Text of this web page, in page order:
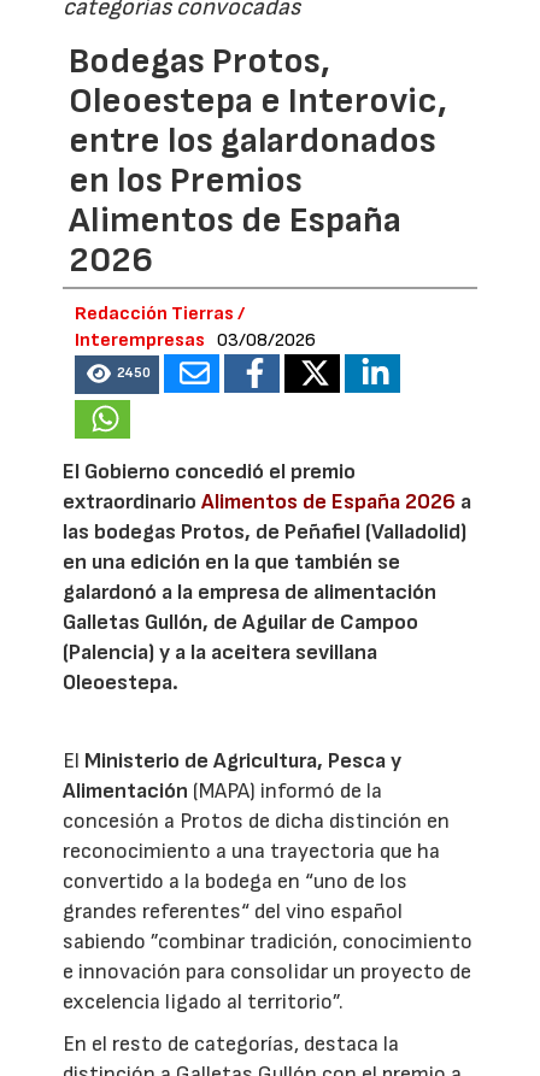
categorías convocadas
Bodegas Protos,
Oleoestepa e Interovic,
entre los galardonados
en los Premios
Alimentos de España
2026
Redacción Tierras /
Interempresas
03/08/2026
2450
El Gobierno concedió el premio
extraordinarioAlimentos de España 2026 a
las bodegas Protos, de Peñafiel (Valladolid)
en una edición en la que también se
galardonó a la empresa de alimentación
Galletas Gullón, de Aguilar de Campoo
(Palencia) y a la aceitera sevillana
Oleoestepa.
El Ministerio de Agricultura, Pesca y
Alimentación (MAPA) informó de la
concesión a Protos de dicha distinción en
reconocimiento a una trayectoria que ha
convertido a la bodega en “uno de los
grandes referentes“ del vino español
sabiendo ”combinar tradición, conocimiento
e innovación para consolidar un proyecto de
excelencia ligado al territorio”.
En el resto de categorías, destaca la